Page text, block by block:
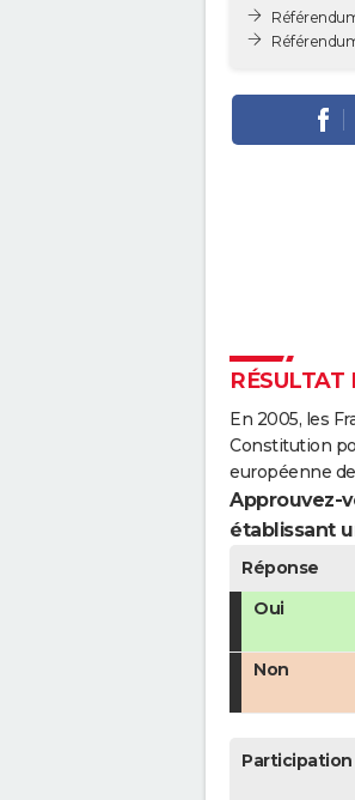
RÉSULTAT
En 2005, les
Constitution
européenne
Approuvez-
établissant
Réponse
Oui
Non